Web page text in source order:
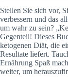
Stellen Sie sich vor,
verbessern und das
um wahr zu sein?
Gegenteil! Dieses
ketogenen Diät, die
Resultate liefert.
Ernährung Spaß
weiter, um